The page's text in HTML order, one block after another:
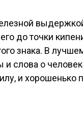
до точки
знака. В
слова о
и хорошенько